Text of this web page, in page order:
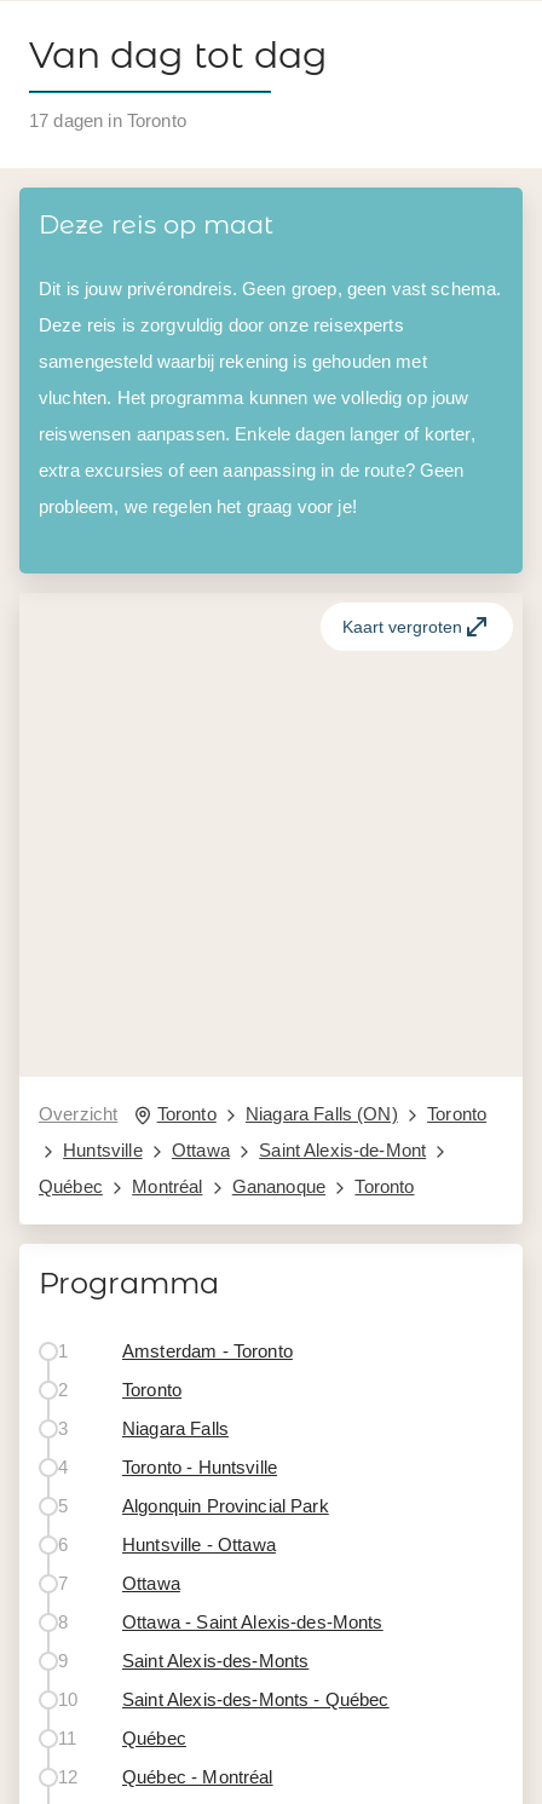
Van dag tot dag
17 dagen in Toronto
Deze reis op maat
Dit is jouw privérondreis. Geen groep, geen vast schema.
Deze reis is zorgvuldig door onze reisexperts
samengesteld waarbij rekening is gehouden met
vluchten. Het programma kunnen we volledig op jouw
reiswensen aanpassen. Enkele dagen langer of korter,
extra excursies of een aanpassing in de route? Geen
probleem, we regelen het graag voor je!
Overzicht Toronto Niagara Falls (ON)
Toronto
Huntsville
Ottawa
Saint Alexis-de-Mont
Québec
Montréal Gananoque Toronto
Kaart vergroten
Programma
1
Amsterdam - Toronto
2
Toronto
3
Niagara Falls
4
Toronto - Huntsville
5
Algonquin Provincial Park
6
Huntsville - Ottawa
7
Ottawa
8
Ottawa - Saint Alexis-des-Monts
9
Saint Alexis-des-Monts
10
Saint Alexis-des-Monts - Québec
11
Québec
12
Québec - Montréal